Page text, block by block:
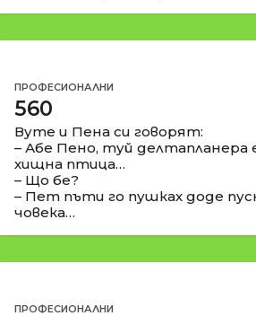
ПРОФЕСИОНАЛНИ
560
Вуте и Пена си говорят:
– Абе Пено, туй делтапланера
хищна птица…
– Що бе?
– Пет пъти го пушках доде
човека…
ПРОФЕСИОНАЛНИ